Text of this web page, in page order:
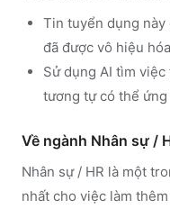
Tin tuyển dụng này
đã được vô hiệu
Sử dụng AI tìm việc
tương tự có thể
Về ngành Nhân sự /
Nhân sự / HR là một
nhất cho việc làm